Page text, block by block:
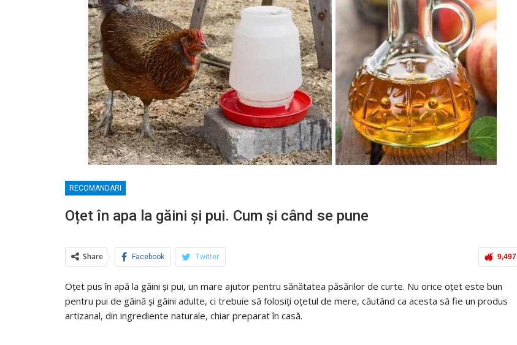
RECOMANDARI
Oțet în apa la găini și pui. Cum și când se pune
9,497
Share Facebook Twitter
Oțet pus în apă la găini și pui, un mare ajutor pentru sănătatea păsărilor de curte. Nu orice oțet este bun
pentru pui de găină și găini adulte, ci trebuie să folosiți oțetul de mere, căutând ca acesta să fie un produs
artizanal, din ingrediente naturale, chiar preparat în casă.